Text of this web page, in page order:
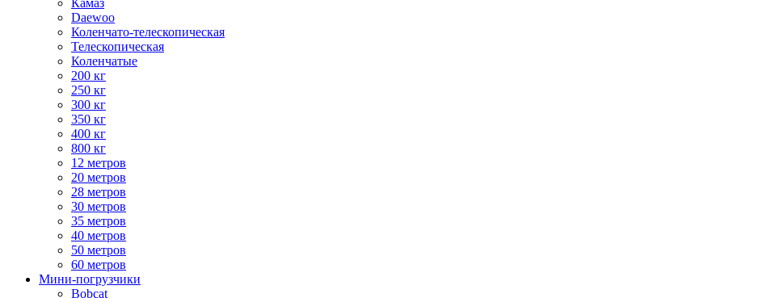
Камаз
Daewoo
Коленчато-телескопическая
Телескопическая
Коленчатые
200 кг
250 кг
300 кг
350 кг
400 кг
800 кг
12 метров
20 метров
28 метров
30 метров
35 метров
40 метров
50 метров
60 метров
Мини-погрузчики
Bobcat